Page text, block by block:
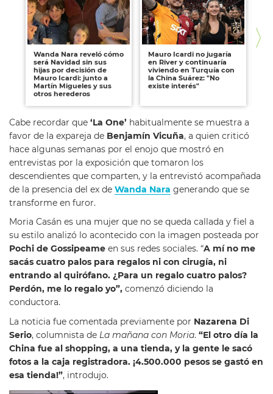
Wanda Nara reveló cómo
será Navidad sin sus
hijas por decisión de
Mauro Icardi: junto a
Martín Migueles y sus
otros herederos
Mauro Icardi no jugaría
en River y continuaría
viviendo en Turquía con
la China Suárez: "No
existe interés"
Cabe recordar que ‘La One’ habitualmente se muestra a
favor de la expareja de Benjamín Vicuña, a quien criticó
hace algunas semanas por el enojo que mostró en
entrevistas por la exposición que tomaron los
descendientes que comparten, y la entrevistó acompañada
de la presencia del ex de Wanda Nara generando que se
transforme en furor.
Moria Casán es una mujer que no se queda callada y fiel a
su estilo analizó lo acontecido con la imagen posteada por
Pochi de Gossipeame en sus redes sociales. “A mí no me
sacás cuatro palos para regalos ni con cirugía, ni
entrando al quirófano. ¿Para un regalo cuatro palos?
Perdón, me lo regalo yo”, comenzó diciendo la
conductora.
La noticia fue comentada previamente por Nazarena Di
Serio, columnista de La mañana con Moria. “El otro día la
China fue al shopping, a una tienda, y la gente le sacó
fotos a la caja registradora. ¡4.500.000 pesos se gastó en
esa tienda!”, introdujo.